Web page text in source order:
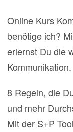
Online Kurs
benötige ich?
erlernst Du die
Kommunikation.
8 Regeln, die
und mehr
Mit der S+P